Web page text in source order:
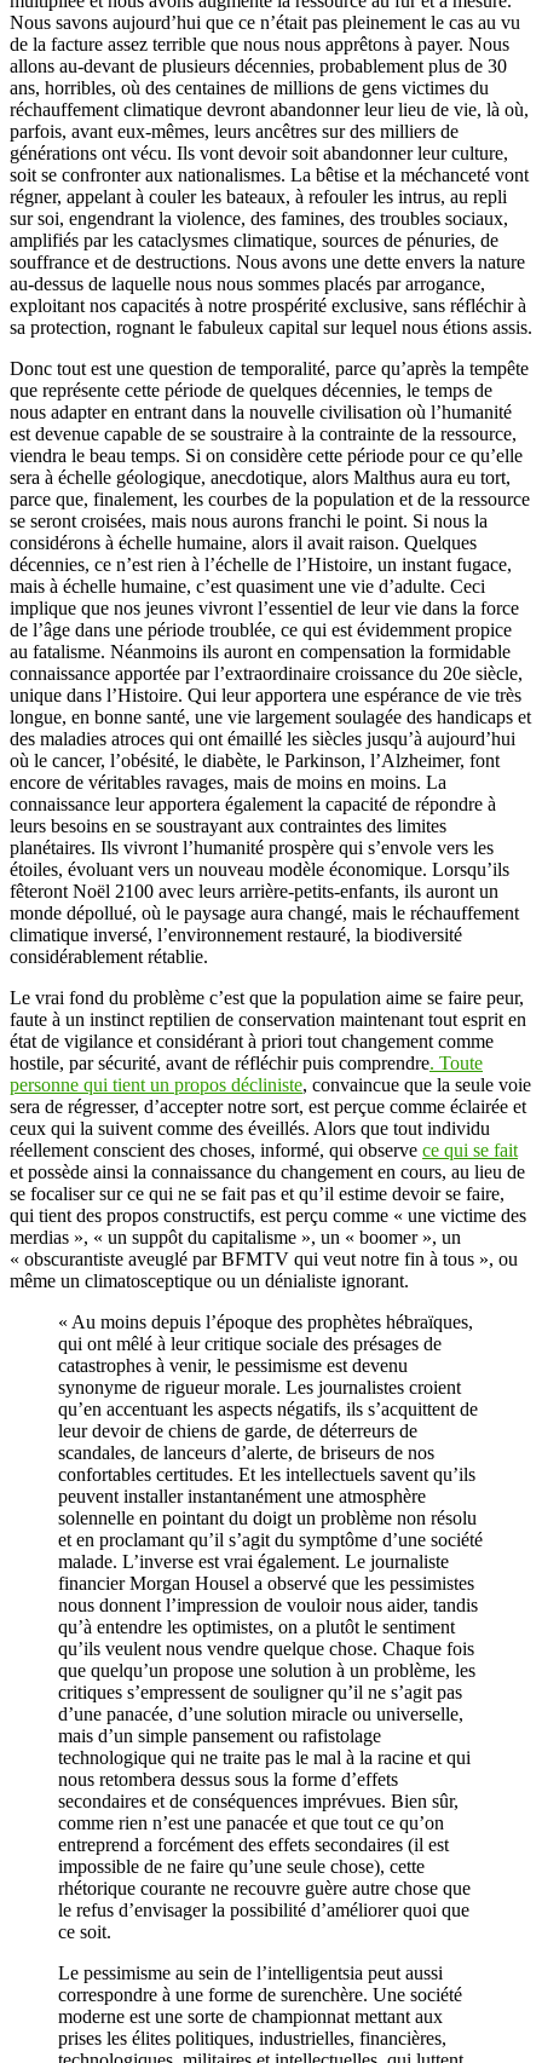
Nous savons aujourd’hui que ce n’était pas pleinement le cas au vu
de la facture assez terrible que nous nous apprêtons à payer. Nous
allons au-devant de plusieurs décennies, probablement plus de 30
ans, horribles, où des centaines de millions de gens victimes du
réchauffement climatique devront abandonner leur lieu de vie, là où,
parfois, avant eux-mêmes, leurs ancêtres sur des milliers de
générations ont vécu. Ils vont devoir soit abandonner leur culture,
soit se confronter aux nationalismes. La bêtise et la méchanceté vont
régner, appelant à couler les bateaux, à refouler les intrus, au repli
sur soi, engendrant la violence, des famines, des troubles sociaux,
amplifiés par les cataclysmes climatique, sources de pénuries, de
souffrance et de destructions. Nous avons une dette envers la nature
au-dessus de laquelle nous nous sommes placés par arrogance,
exploitant nos capacités à notre prospérité exclusive, sans réfléchir à
sa protection, rognant le fabuleux capital sur lequel nous étions assis.
Donc tout est une question de temporalité, parce qu’après la tempête
que représente cette période de quelques décennies, le temps de
nous adapter en entrant dans la nouvelle civilisation où l’humanité
est devenue capable de se soustraire à la contrainte de la ressource,
viendra le beau temps. Si on considère cette période pour ce qu’elle
sera à échelle géologique, anecdotique, alors Malthus aura eu tort,
parce que, finalement, les courbes de la population et de la ressource
se seront croisées, mais nous aurons franchi le point. Si nous la
considérons à échelle humaine, alors il avait raison. Quelques
décennies, ce n’est rien à l’échelle de l’Histoire, un instant fugace,
mais à échelle humaine, c’est quasiment une vie d’adulte. Ceci
implique que nos jeunes vivront l’essentiel de leur vie dans la force
de l’âge dans une période troublée, ce qui est évidemment propice
au fatalisme. Néanmoins ils auront en compensation la formidable
connaissance apportée par l’extraordinaire croissance du 20e siècle,
unique dans l’Histoire. Qui leur apportera une espérance de vie très
longue, en bonne santé, une vie largement soulagée des handicaps et
des maladies atroces qui ont émaillé les siècles jusqu’à aujourd’hui
où le cancer, l’obésité, le diabète, le Parkinson, l’Alzheimer, font
encore de véritables ravages, mais de moins en moins. La
connaissance leur apportera également la capacité de répondre à
leurs besoins en se soustrayant aux contraintes des limites
planétaires. Ils vivront l’humanité prospère qui s’envole vers les
étoiles, évoluant vers un nouveau modèle économique. Lorsqu’ils
fêteront Noël 2100 avec leurs arrière-petits-enfants, ils auront un
monde dépollué, où le paysage aura changé, mais le réchauffement
climatique inversé, l’environnement restauré, la biodiversité
considérablement rétablie.
Le vrai fond du problème c’est que la population aime se faire peur,
faute à un instinct reptilien de conservation maintenant tout esprit en
état de vigilance et considérant à priori tout changement comme
hostile, par sécurité, avant de réfléchir puis comprendre. Toute
personne qui tient un propos décliniste, convaincue que la seule voie
sera de régresser, d’accepter notre sort, est perçue comme éclairée et
ceux qui la suivent comme des éveillés. Alors que tout individu
réellement conscient des choses, informé, qui observe ce qui se fait
et possède ainsi la connaissance du changement en cours, au lieu de
se focaliser sur ce qui ne se fait pas et qu’il estime devoir se faire,
qui tient des propos constructifs, est perçu comme « une victime des
merdias », « un suppôt du capitalisme », un « boomer », un
« obscurantiste aveuglé par BFMTV qui veut notre fin à tous », ou
même un climatosceptique ou un dénialiste ignorant.
« Au moins depuis l’époque des prophètes hébraïques,
qui ont mêlé à leur critique sociale des présages de
catastrophes à venir, le pessimisme est devenu
synonyme de rigueur morale. Les journalistes croient
qu’en accentuant les aspects négatifs, ils s’acquittent de
leur devoir de chiens de garde, de déterreurs de
scandales, de lanceurs d’alerte, de briseurs de nos
confortables certitudes. Et les intellectuels savent qu’ils
peuvent installer instantanément une atmosphère
solennelle en pointant du doigt un problème non résolu
et en proclamant qu’il s’agit du symptôme d’une société
malade. L’inverse est vrai également. Le journaliste
financier Morgan Housel a observé que les pessimistes
nous donnent l’impression de vouloir nous aider, tandis
qu’à entendre les optimistes, on a plutôt le sentiment
qu’ils veulent nous vendre quelque chose. Chaque fois
que quelqu’un propose une solution à un problème, les
critiques s’empressent de souligner qu’il ne s’agit pas
d’une panacée, d’une solution miracle ou universelle,
mais d’un simple pansement ou rafistolage
technologique qui ne traite pas le mal à la racine et qui
nous retombera dessus sous la forme d’effets
secondaires et de conséquences imprévues. Bien sûr,
comme rien n’est une panacée et que tout ce qu’on
entreprend a forcément des effets secondaires (il est
impossible de ne faire qu’une seule chose), cette
rhétorique courante ne recouvre guère autre chose que
le refus d’envisager la possibilité d’améliorer quoi que
ce soit.
Le pessimisme au sein de l’intelligentsia peut aussi
correspondre à une forme de surenchère. Une société
moderne est une sorte de championnat mettant aux
prises les élites politiques, industrielles, financières,